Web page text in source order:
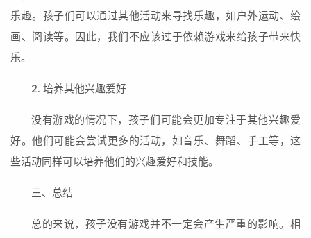
乐趣。孩子们可以通过其他活动来寻找乐趣，如户外运动、绘
画、阅读等。因此，我们不应该过于依赖游戏来给孩子带来快
乐。
2. 培养其他兴趣爱好
没有游戏的情况下，孩子们可能会更加专注于其他兴趣爱
好。他们可能会尝试更多的活动，如音乐、舞蹈、手工等，这
些活动同样可以培养他们的兴趣爱好和技能。
三、总结
总的来说，孩子没有游戏并不一定会产生严重的影响。相